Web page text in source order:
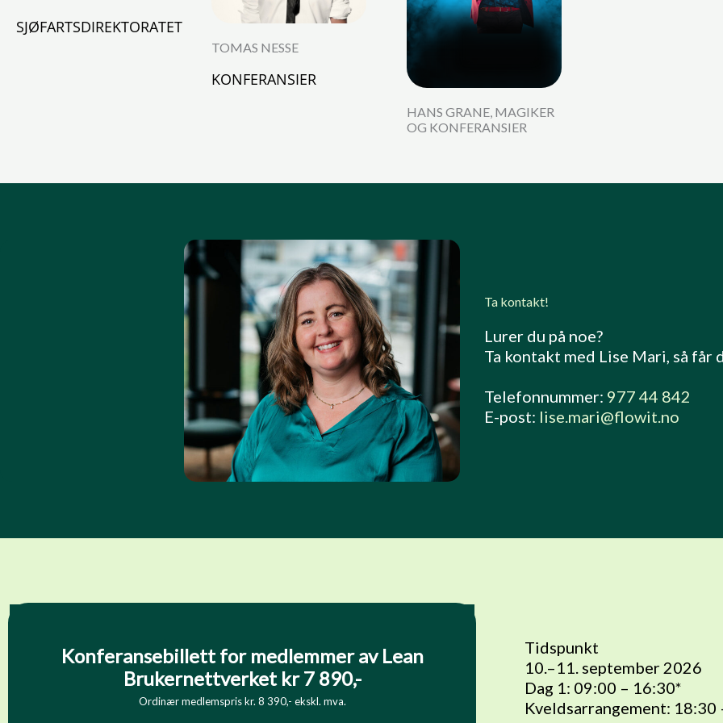
SJØFARTSDIREKTORATET
TOMAS NESSE
KONFERANSIER
HANS GRANE, MAGIKER
OG KONFERANSIER
Ta kontakt!
Lurer du på noe?
Ta kontakt med Lise Mari, så får
Telefonnummer: 977 44 842
E-post: lise.mari@flowit.no
Konferansebillett for medlemmer av Lean
Brukernettverket kr 7 890,-
Ordinær medlemspris kr. 8 390,- ekskl. mva.
Tidspunkt
10.–11. september 2026
Dag 1: 09:00 – 16:30*
Kveldsarrangement: 18:30